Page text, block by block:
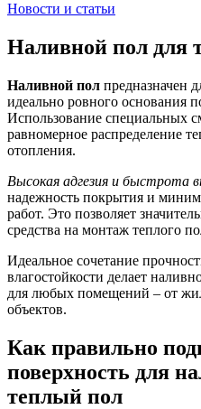
Новости и статьи
Наливной пол для
Наливной пол предназначен
идеально ровного основания
Использование специальных
равномерное распределение
отопления.
Высокая адгезия и быстрота
надежность покрытия и
работ. Это позволяет
средства на монтаж теплого
Идеальное сочетание
влагостойкости делает
для любых помещений – от
объектов.
Как правильно
поверхность для
теплый пол